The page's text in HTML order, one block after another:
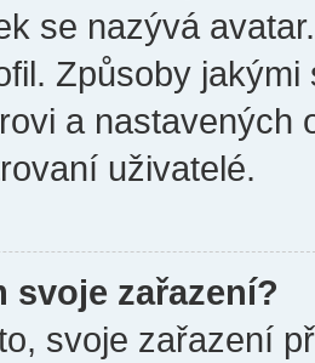
se nazývá
Způsoby
a nastavených
uživatelé.
svoje zařazení?
svoje zařazení